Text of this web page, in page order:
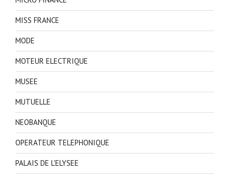
MISS FRANCE
MODE
MOTEUR ELECTRIQUE
MUSEE
MUTUELLE
NEOBANQUE
OPERATEUR TELEPHONIQUE
PALAIS DE L'ELYSEE